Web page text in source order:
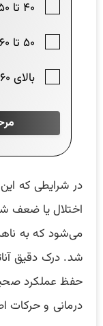
در شرایطی که
اختلال یا ضعف
می‌شود که به
شد. درک دقیق
حفظ عملکرد
درمانی و حرکات